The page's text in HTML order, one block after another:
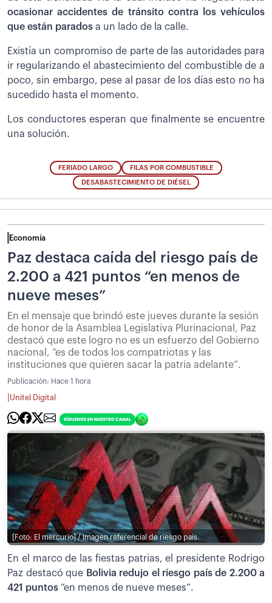
ocasionar accidentes de tránsito contra los vehículos
que están parados a un lado de la calle.
Existía un compromiso de parte de las autoridades para
ir regularizando el abastecimiento del combustible de a
poco, sin embargo, pese al pasar de los días esto no ha
sucedido hasta el momento.
Los conductores esperan que finalmente se encuentre
una solución.
FERIADO LARGO FILAS POR COMBUSTIBLE
DESABASTECIMIENTO DE DIÉSEL
Economía
Paz destaca caída del riesgo país de
2.200 a 421 puntos “en menos de
nueve meses”
En el mensaje que brindó este jueves durante la sesión
de honor de la Asamblea Legislativa Plurinacional, Paz
destacó que este logro no es un esfuerzo del Gobierno
nacional, “es de todos los compatriotas y las
instituciones que quieren sacar la patria adelante”.
Publicación: Hace 1 hora
Unitel Digital
[Foto: El mercurio] / Imagen referencial de riesgo país.
En el marco de las fiestas patrias, el presidente Rodrigo
Paz destacó que Bolivia redujo el riesgo país de 2.200 a
421 puntos “en menos de nueve meses”.